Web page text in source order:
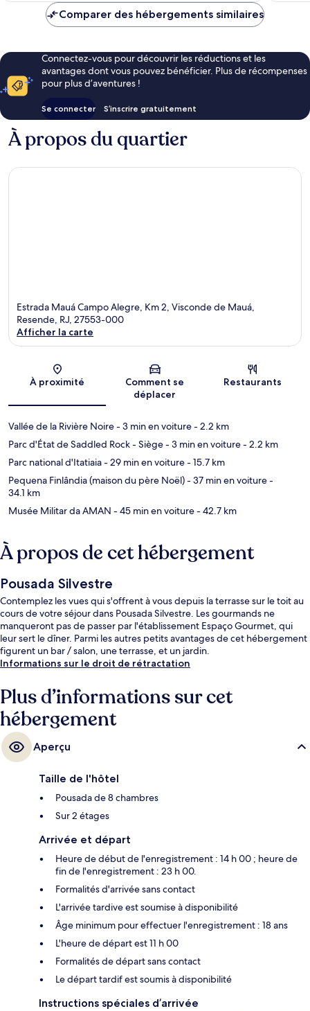
Comparer des hébergements similaires
Connectez-vous pour découvrir les réductions et les
avantages dont vous pouvez bénéficier. Plus de récompenses
pour plus d’aventures !
Se connecter S’inscrire gratuitement
À propos du quartier
Estrada Mauá Campo Alegre, Km 2, Visconde de Mauá,
Resende, RJ, 27553-000
Afficher la carte
À proximité
Comment se
déplacer
Restaurants
Vallée de la Rivière Noire- 3 min en voiture- 2.2 km
Parc d'État de Saddled Rock - Siège- 3 min en voiture- 2.2 km
Parc national d'Itatiaia- 29 min en voiture- 15.7 km
Pequena Finlândia (maison du père Noël)- 37 min en voiture-
34.1 km
Musée Militar da AMAN - 45 min en voiture- 42.7 km
À propos de cet hébergement
Pousada Silvestre
Contemplez les vues qui s'offrent à vous depuis la terrasse sur le toit au
cours de votre séjour dans Pousada Silvestre. Les gourmands ne
manqueront pas de passer par l'établissement Espaço Gourmet, qui
leur sert le dîner. Parmi les autres petits avantages de cet hébergement
figurent un bar / salon, une terrasse, et un jardin.
Informations sur le droit de rétractation
Plus d’informations sur cet
hébergement
Aperçu
Taille de l'hôtel
Pousada de 8 chambres
Sur 2 étages
Arrivée et départ
Heure de début de l'enregistrement : 14 h 00 ; heure de
fin de l'enregistrement : 23 h 00.
Formalités d'arrivée sans contact
L'arrivée tardive est soumise à disponibilité
Âge minimum pour effectuer l'enregistrement : 18 ans
L'heure de départ est 11 h 00
Formalités de départ sans contact
Le départ tardif est soumis à disponibilité
Instructions spéciales d’arrivée